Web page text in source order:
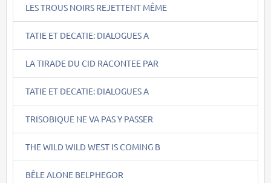
LES TROUS NOIRS REJETTENT MÊME
TATIE ET DECATIE: DIALOGUES A
LA TIRADE DU CID RACONTEE PAR
TATIE ET DECATIE: DIALOGUES A
TRISOBIQUE NE VA PAS Y PASSER
THE WILD WILD WEST IS COMING B
BÊLE ALONE BELPHEGOR